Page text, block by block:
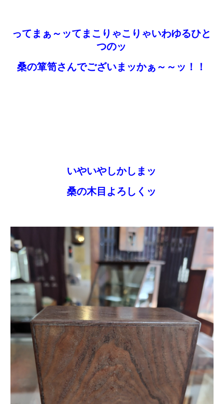
ってまぁ～ッてまこりゃこりゃいわゆるひと
つのッ
桑の箪笥さんでございまッかぁ～～ッ！！
いやいやしかしまッ
桑の木目よろしくッ